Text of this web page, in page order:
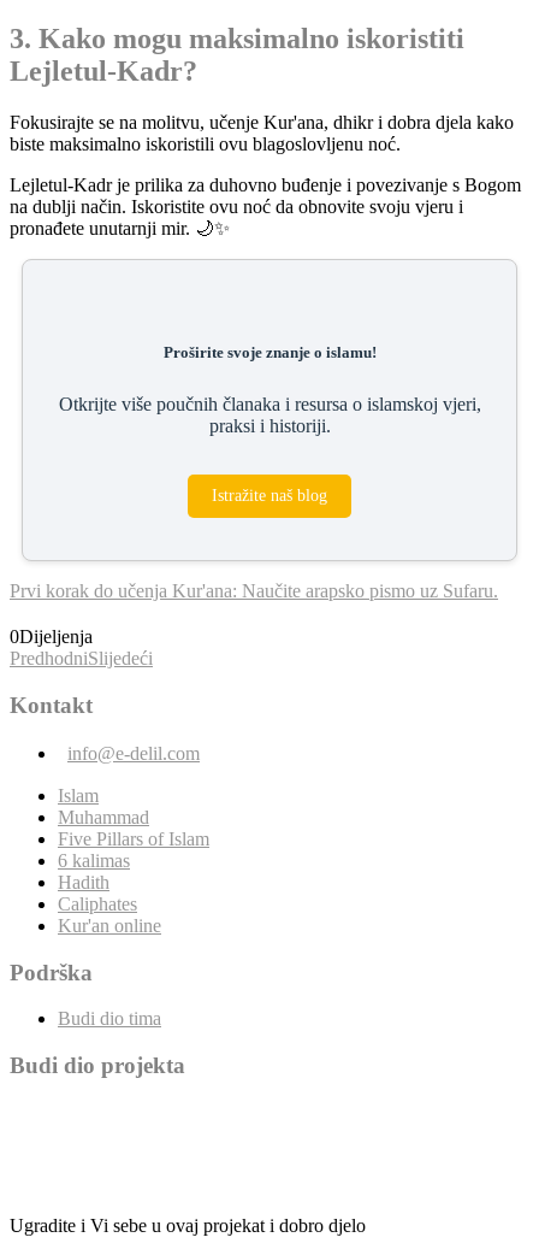
3. Kako mogu maksimalno iskoristiti
Lejletul-Kadr?
Fokusirajte se na molitvu, učenje Kur'ana, dhikr i dobra djela kako
biste maksimalno iskoristili ovu blagoslovljenu noć.
Lejletul-Kadr je prilika za duhovno buđenje i povezivanje s Bogom
na dublji način. Iskoristite ovu noć da obnovite svoju vjeru i
pronađete unutarnji mir. 🌙✨
Proširite svoje znanje o islamu!
Otkrijte više poučnih članaka i resursa o islamskoj vjeri,
praksi i historiji.
Istražite naš blog
Prvi korak do učenja Kur'ana: Naučite arapsko pismo uz Sufaru.
0Dijeljenja
PredhodniSlijedeći
Kontakt
info@e-delil.com
Islam
Muhammad
Five Pillars of Islam
6 kalimas
Hadith
Caliphates
Kur'an online
Podrška
Budi dio tima
Budi dio projekta
Ugradite i Vi sebe u ovaj projekat i dobro djelo